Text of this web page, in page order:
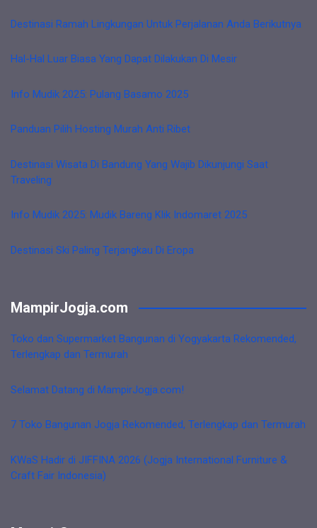
Destinasi Ramah Lingkungan Untuk Perjalanan Anda Berikutnya
Hal-Hal Luar Biasa Yang Dapat Dilakukan Di Mesir
Info Mudik 2025: Pulang Basamo 2025
Panduan Pilih Hosting Murah Anti Ribet
Destinasi Wisata Di Bandung Yang Wajib Dikunjungi Saat
Traveling
Info Mudik 2025: Mudik Bareng Klik Indomaret 2025
Destinasi Ski Paling Terjangkau Di Eropa
MampirJogja.com
Toko dan Supermarket Bangunan di Yogyakarta Rekomended,
Terlengkap dan Termurah
Selamat Datang di MampirJogja.com!
7 Toko Bangunan Jogja Rekomended, Terlengkap dan Termurah
KWaS Hadir di JIFFINA 2026 (Jogja International Furniture &
Craft Fair Indonesia)